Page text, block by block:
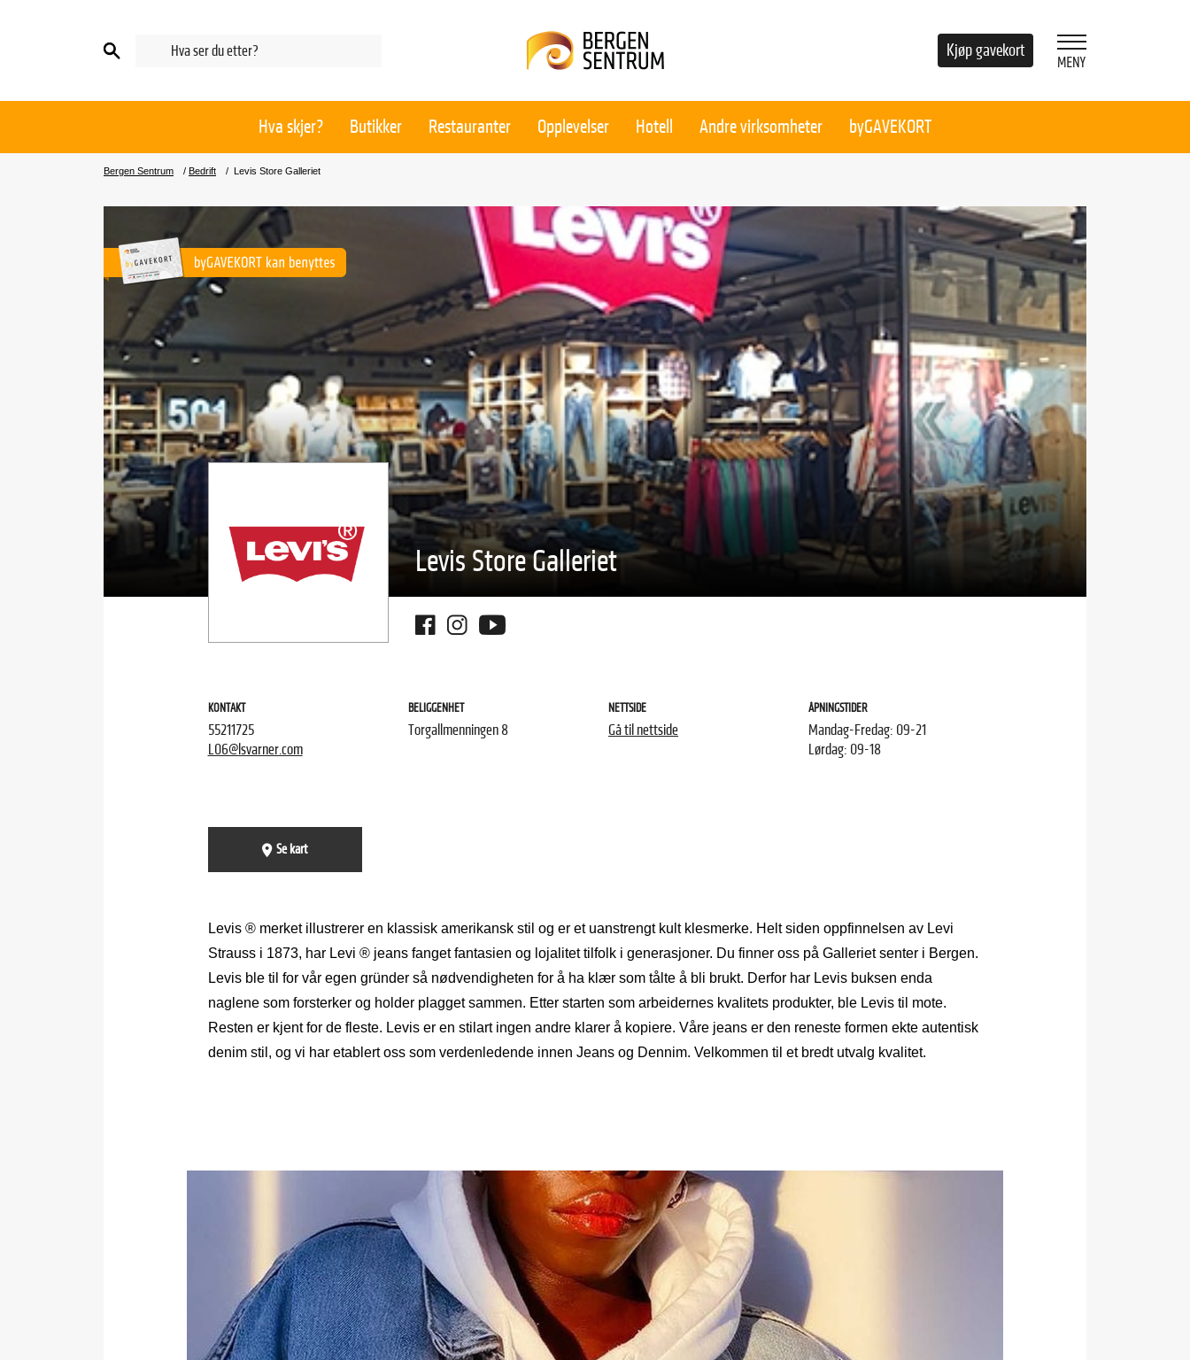
Kjøp gavekort
Hva skjer? Butikker Restauranter Opplevelser Hotell Andre virksomheter byGAVEKORT
Bergen Sentrum / Bedrift / Levis Store Galleriet
Levis Store Galleriet
KONTAKT
55211725
L06@lsvarner.com
BELIGGENHET
Torgallmenningen 8
NETTSIDE
Gå til nettside
ÅPNINGSTIDER
Mandag-Fredag: 09-21
Lørdag: 09-18
Se kart
Levis ® merket illustrerer en klassisk amerikansk stil og er et uanstrengt kult klesmerke. Helt siden oppfinnelsen av Levi
Strauss i 1873, har Levi ® jeans fanget fantasien og lojalitet tilfolk i generasjoner. Du finner oss på Galleriet senter i Bergen.
Levis ble til for vår egen gründer så nødvendigheten for å ha klær som tålte å bli brukt. Derfor har Levis buksen enda
naglene som forsterker og holder plagget sammen. Etter starten som arbeidernes kvalitets produkter, ble Levis til mote.
Resten er kjent for de fleste. Levis er en stilart ingen andre klarer å kopiere. Våre jeans er den reneste formen ekte autentisk
denim stil, og vi har etablert oss som verdenledende innen Jeans og Dennim. Velkommen til et bredt utvalg kvalitet.